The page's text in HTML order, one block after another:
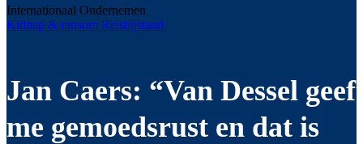
Internationaal Ondernemen
Kidnap & ransom Reisbijstand
Jan Caers: “Van Dessel
me gemoedsrust en dat is